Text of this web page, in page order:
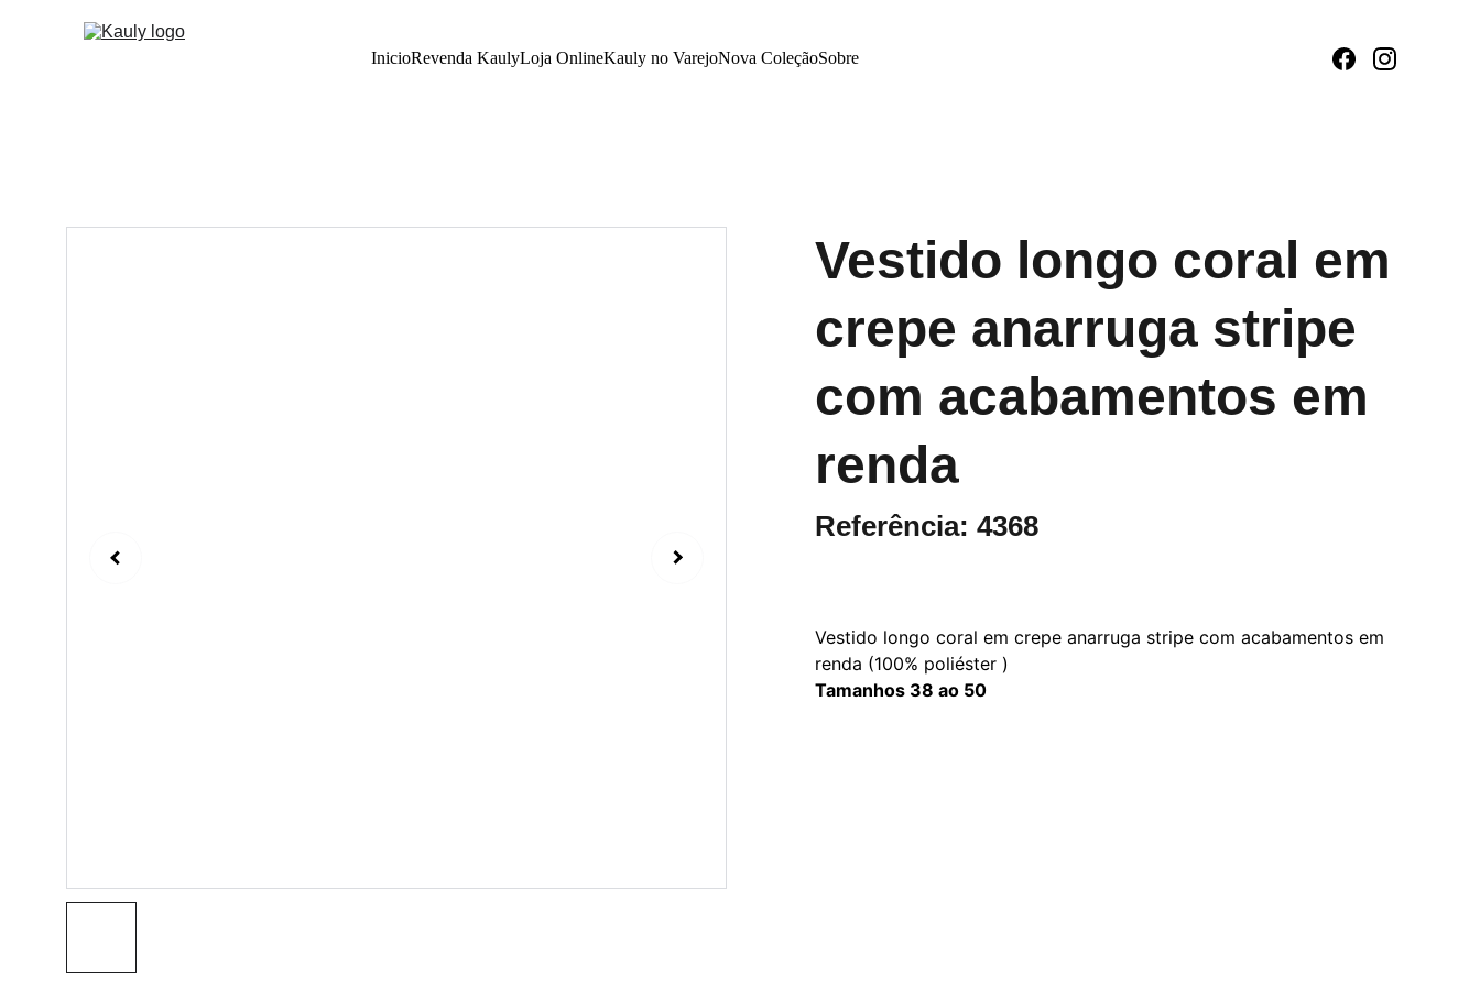
InicioRevenda KaulyLoja OnlineKauly no VarejoNova ColeçãoSobre
Vestido longo coral em
crepe anarruga stripe
com acabamentos em
renda
Referência: 4368
Vestido longo coral em crepe anarruga stripe com acabamentos em
renda (100% poliéster )
Tamanhos 38 ao 50